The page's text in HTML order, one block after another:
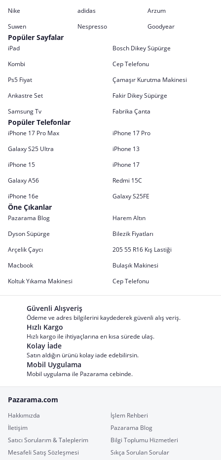
Nike
adidas
Arzum
Suwen
Nespresso Goodyear
Popüler Sayfalar
iPad
Bosch Dikey Süpürge
Kombi
Cep Telefonu
Ps5 Fiyat
Çamaşır Kurutma Makinesi
Ankastre Set
Fakir Dikey Süpürge
Samsung Tv
Fabrika Çanta
Popüler Telefonlar
iPhone 17 Pro Max
iPhone 17 Pro
Galaxy S25 Ultra
iPhone 13
iPhone 15
iPhone 17
Galaxy A56
Redmi 15C
iPhone 16e
Galaxy S25FE
Öne Çıkanlar
Pazarama Blog
Harem Altın
Dyson Süpürge
Bilezik Fiyatları
Arçelik Çaycı
205 55 R16 Kış Lastiği
Macbook
Bulaşık Makinesi
Koltuk Yıkama Makinesi
Cep Telefonu
Güvenli Alışveriş
Ödeme ve adres bilgilerini kaydederek güvenli alış veriş.
Hızlı Kargo
Hızlı kargo ile ihtiyaçlarına en kısa sürede ulaş.
Kolay İade
Satın aldığın ürünü kolay iade edebilirsin.
Mobil Uygulama
Mobil uygulama ile Pazarama cebinde.
Pazarama.com
Hakkımızda
İşlem Rehberi
İletişim
Pazarama Blog
Satıcı Sorularım & Taleplerim
Bilgi Toplumu Hizmetleri
Mesafeli Satış Sözleşmesi
Sıkça Sorulan Sorular